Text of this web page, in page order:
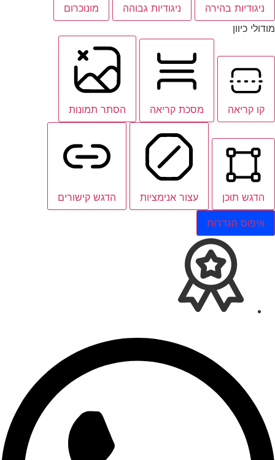
ניגודיות בהירה ניגודיות גבוהה
מונוכרום
מודולי כיוון
קו קריאה מסכת קריאה הסתר תמונות
הדגש תוכן עצור אנימציות הדגש קישורים
איפוס הגדרות